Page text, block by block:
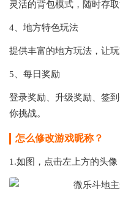
灵活的背包模式，随时存
4、地方特色玩法
提供丰富的地方玩法，让
5、每日奖励
登录奖励、升级奖励、签
你挑战。
怎么修改游戏昵称？
1.如图，点击左上方的头像